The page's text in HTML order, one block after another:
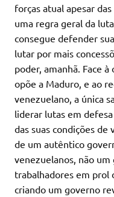
forças atual apesar
uma regra geral da
consegue defender
lutar por mais
poder, amanhã. Face
opõe a Maduro, e ao
venezuelano, a única
liderar lutas em
das suas condições
de um autêntico
venezuelanos, não
trabalhadores em prol
criando um governo